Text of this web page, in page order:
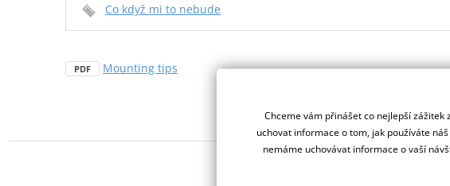
Co když mi to nebude
PDF Mounting tips
Chceme vám přinášet co nejlepší
uchovat informace o tom, jak používáte
nemáme uchovávat informace o vaší